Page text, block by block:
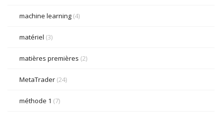
machine learning (4)
matériel (3)
matières premières (2)
MetaTrader (24)
méthode 1 (7)